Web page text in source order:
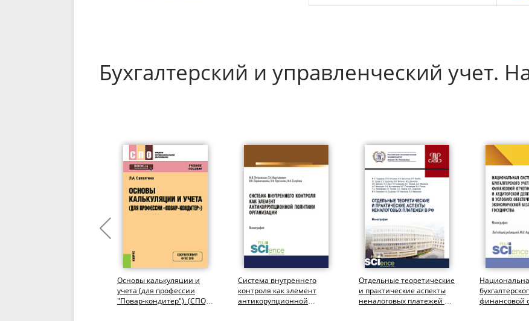
Бухгалтерский и управленческий учет.
Основы калькуляции и
учета (для профессии
"Повар-кондитер"). (СПО).
Система внутреннего
контроля как элемент
антикорупционной
Отдельные теоретические
и практические аспекты
неналоговых платежей в
финансовой